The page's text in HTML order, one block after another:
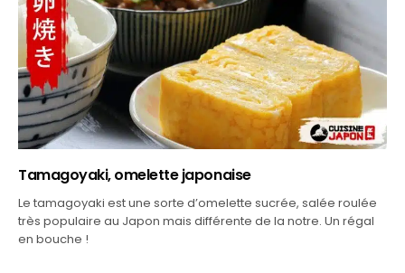
Tamagoyaki, omelette japonaise
Le tamagoyaki est une sorte d’omelette sucrée, salée roulée
très populaire au Japon mais différente de la notre. Un régal
en bouche !